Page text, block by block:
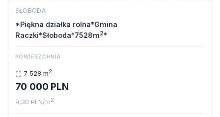
SŁOBODA
*Piękna działka rolna*Gmina
Raczki*Słoboda*7528m2*
POWIERZCHNIA
7 528 m2
70 000 PLN
9,30 PLN/m2